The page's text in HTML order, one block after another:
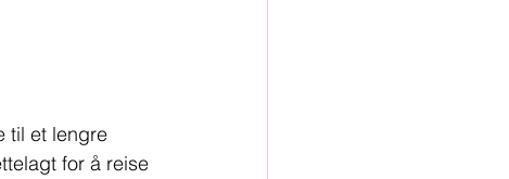
til et lengre
for å reise